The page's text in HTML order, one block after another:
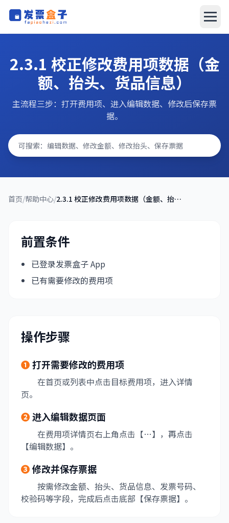
AI报销系统
文档中心
立即下载
2.3.1 校正修改费用项数据（金
额、抬头、货品信息）
主流程三步：打开费用项、进入编辑数据、修改后保存票
据。
首页/帮助中心/ 2.3.1 校正修改费用项数据（金额、抬头、货品信息）
前置条件
已登录发票盒子 App
已有需要修改的费用项
操作步骤
❶打开需要修改的费用项
在首页或列表中点击目标费用项，进入详情
页。
❷进入编辑数据页面
在费用项详情页右上角点击【…】，再点击
【编辑数据】。
❸修改并保存票据
按需修改金额、抬头、货品信息、发票号码、
校验码等字段，完成后点击底部【保存票据】。